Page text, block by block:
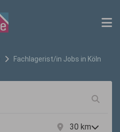
Fachlagerist/in Jobs in Köln
30 km